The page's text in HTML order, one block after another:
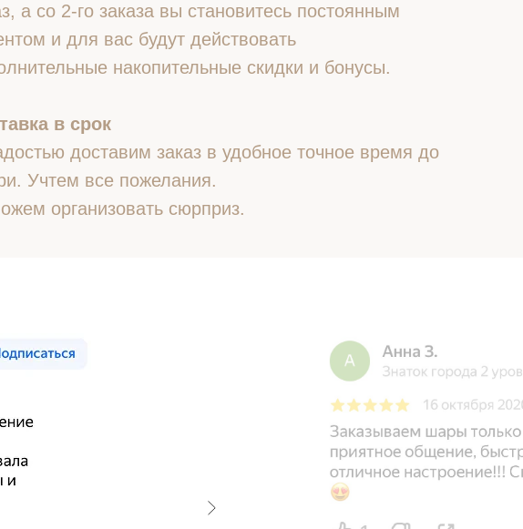
а со 2-го заказа вы становитесь постоянным
и для вас будут действовать
накопительные скидки и бонусы.
в срок
доставим заказ в удобное точное время до
Учтем все пожелания.
организовать сюрприз.